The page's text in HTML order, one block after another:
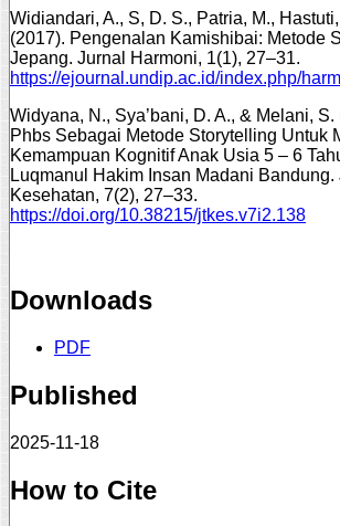
Widiandari, A., S, D. S., Patria, M.,
(2017). Pengenalan Kamishibai: Metode
Jepang. Jurnal Harmoni, 1(1), 27–31.
https://ejournal.undip.ac.id/index.php/
Widyana, N., Sya’bani, D. A., & Melani,
Phbs Sebagai Metode Storytelling Untuk
Kemampuan Kognitif Anak Usia 5 – 6
Luqmanul Hakim Insan Madani Bandung.
Kesehatan, 7(2), 27–33.
https://doi.org/10.38215/jtkes.v7i2.138
Downloads
PDF
Published
2025-11-18
How to Cite